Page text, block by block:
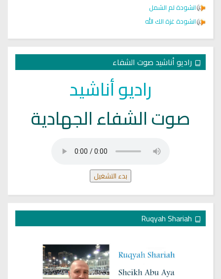
انشودة لم الشمل
انشودة غزة الك الله
راديو أناشيد صوت الشفاء
راديو أناشيد
صوت الشفاء الجهادية
بدء التشغيل